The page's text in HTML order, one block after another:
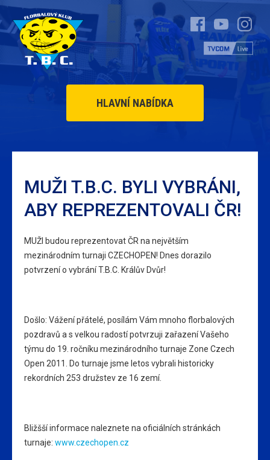
HLAVNÍ NABÍDKA
MUŽI T.B.C. BYLI VYBRÁNI,
ABY REPREZENTOVALI ČR!
MUŽI budou reprezentovat ČR na největším
mezinárodním turnaji CZECHOPEN! Dnes dorazilo
potvrzení o vybrání T.B.C. Králův Dvůr!
Došlo: Vážení přátelé, posílám Vám mnoho florbalových
pozdravů a s velkou radostí potvrzuji zařazení Vašeho
týmu do 19. ročníku mezinárodního turnaje Zone Czech
Open 2011. Do turnaje jsme letos vybrali historicky
rekordních 253 družstev ze 16 zemí.
Bližšší informace naleznete na oficiálních stránkách
turnaje: www.czechopen.cz